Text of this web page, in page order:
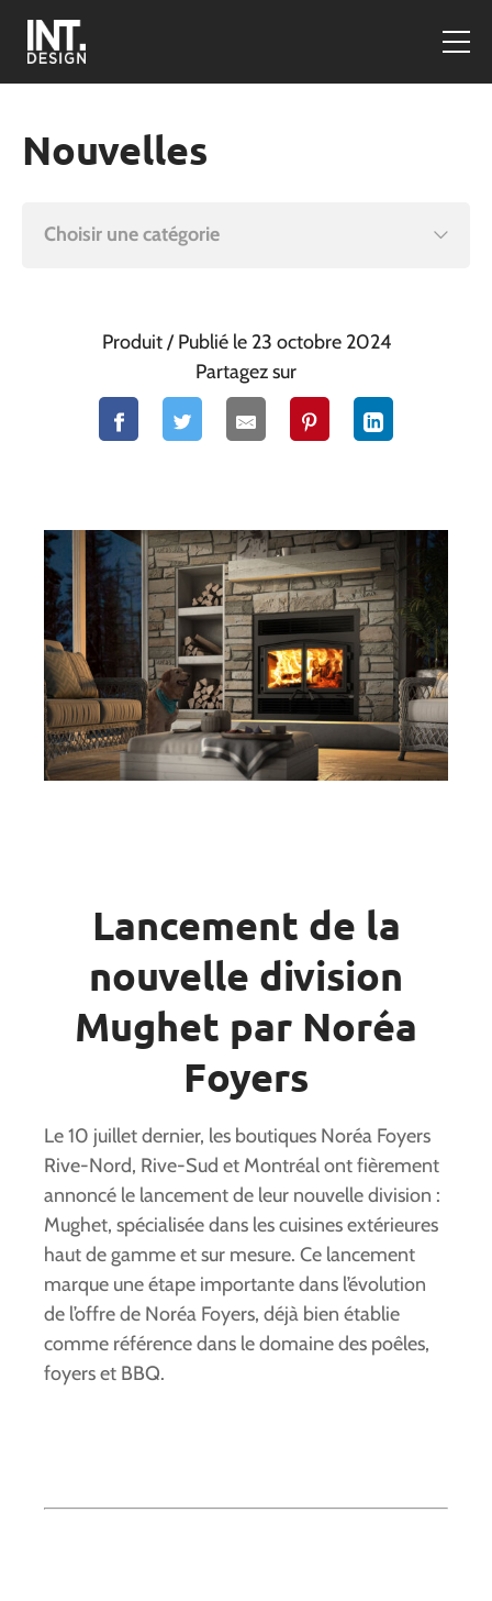
Nouvelles
Choisir une catégorie
Produit/ Publié le 23 octobre 2024
Partagez sur
Lancement de la
nouvelle division
Mughet par Noréa
Foyers
Le 10 juillet dernier, les boutiques Noréa Foyers
Rive-Nord, Rive-Sud et Montréal ont fièrement
annoncé le lancement de leur nouvelle division :
Mughet, spécialisée dans les cuisines extérieures
haut de gamme et sur mesure. Ce lancement
marque une étape importante dans l’évolution
de l’offre de Noréa Foyers, déjà bien établie
comme référence dans le domaine des poêles,
foyers et BBQ.